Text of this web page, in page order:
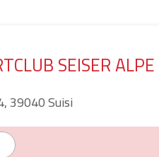
SEISER
39040 Suisi